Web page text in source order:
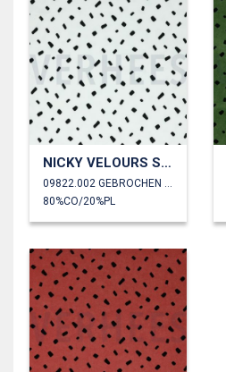
NICKY VELOURS SHAPE
80%CO/20%PL